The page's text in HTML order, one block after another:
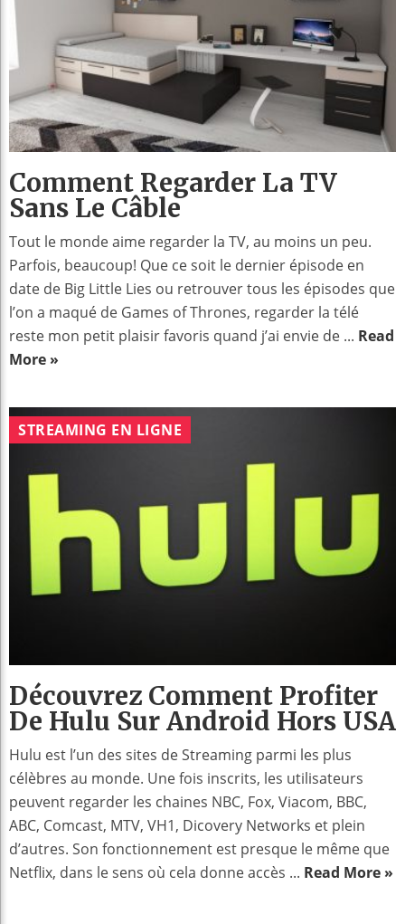
Comment Regarder La TV
Sans Le Câble
Tout le monde aime regarder la TV, au moins un peu.
Parfois, beaucoup! Que ce soit le dernier épisode en
date de Big Little Lies ou retrouver tous les épisodes que
l’on a maqué de Games of Thrones, regarder la télé
reste mon petit plaisir favoris quand j’ai envie de ... Read
More »
STREAMING EN LIGNE
Découvrez Comment Profiter
De Hulu Sur Android Hors USA
Hulu est l’un des sites de Streaming parmi les plus
célèbres au monde. Une fois inscrits, les utilisateurs
peuvent regarder les chaines NBC, Fox, Viacom, BBC,
ABC, Comcast, MTV, VH1, Dicovery Networks et plein
d’autres. Son fonctionnement est presque le même que
Netflix, dans le sens où cela donne accès ... Read More »